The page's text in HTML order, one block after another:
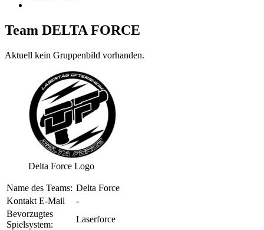
Team DELTA FORCE
Aktuell kein Gruppenbild vorhanden.
Delta Force Logo
Name des Teams: Delta Force
Kontakt E-Mail
-
Bevorzugtes
Spielsystem:
Laserforce